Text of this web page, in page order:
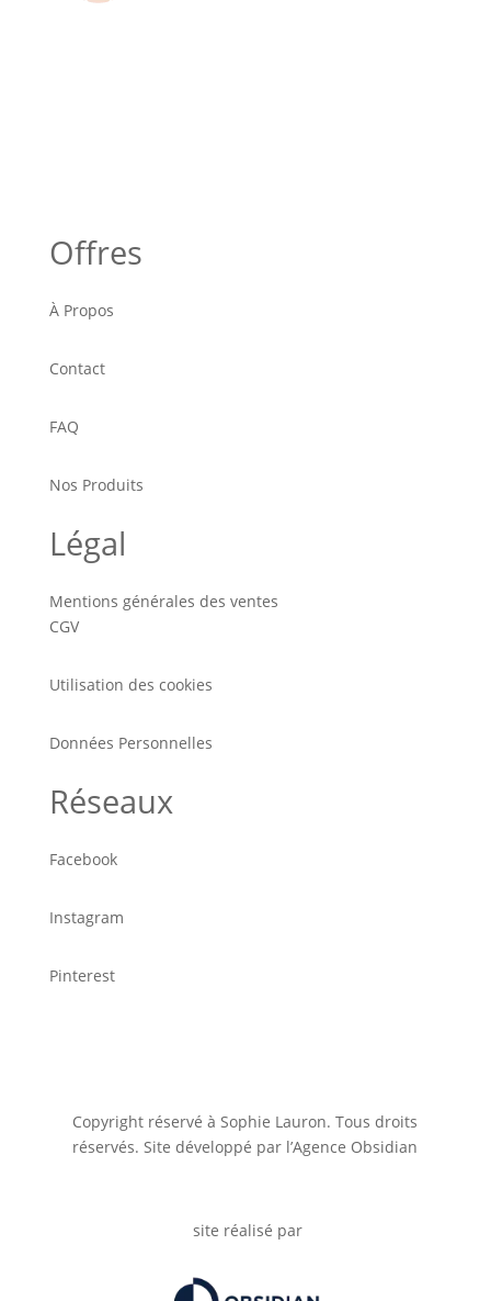
Offres
À Propos
Contact
FAQ
Nos Produits
Légal
Mentions générales des ventes
CGV
Utilisation des cookies
Données Personnelles
Réseaux
Facebook
Instagram
Pinterest
Copyright réservé à Sophie Lauron. Tous droits
réservés. Site développé par l’Agence Obsidian
site réalisé par